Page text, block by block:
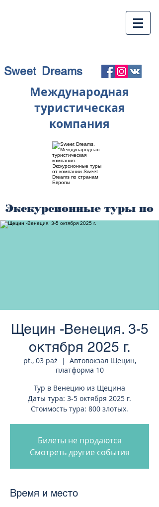
Sweet Dreams
Международная
туристическая
компания
Экскурсионные туры по
странам Европы
Щецин -Венеция. 3-5
октября 2025 г.
pt., 03 paź
  |
Автовокзал Щецин,
платформа 10
Тур в Венецию из Щецина
Даты тура: 3-5 октября 2025 г.
Стоимость тура: 800 злотых.
Билеты не продаются
Смотреть другие события
Время и место